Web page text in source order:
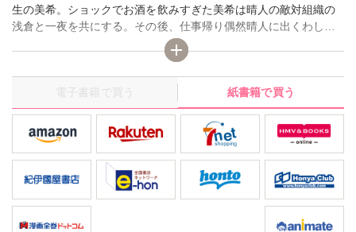
生の美希。ショックでお酒を飲みすぎた美希は晴人の敵対組織の
浅倉と一夜を共にする。その後、仕事帰り偶然晴人に出くわし、
ふたりは夜の公園で気持ちを確かめ合う。自分がヤクザであるが
ゆえ、晴人は美希のためを想い離れようとするがそれでも一緒に
いたいと強く思う美希。だが、突然晴人に見合いの話が――!?
電子書籍で買う
紙書籍で買う